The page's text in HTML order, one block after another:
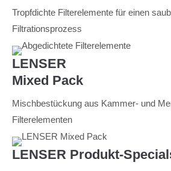
Tropfdichte Filterelemente für einen
Filtrationsprozess
LENSER
Mixed Pack
Mischbestückung aus Kammer- und
Filterelementen
LENSER Produkt-